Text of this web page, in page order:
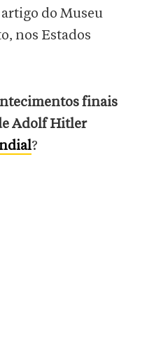
do Museu
nos Estados
finais
Adolf Hitler
?